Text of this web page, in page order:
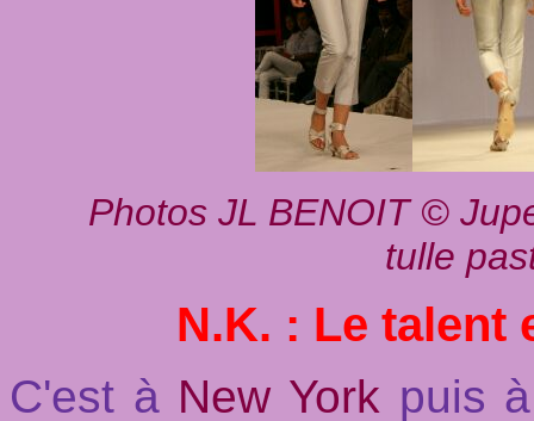
Photos JL BENOIT ©
tulle
N.K. : Le talent
C'est à New York puis